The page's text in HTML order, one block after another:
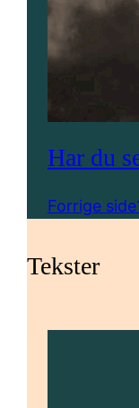
Har du
Forrige side
Tekster